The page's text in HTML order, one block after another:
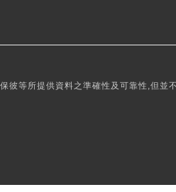
彼等所提供資料之準確性及可靠性,但並